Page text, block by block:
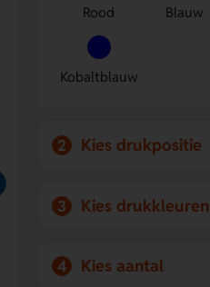
Rood Blauw
Kobaltblauw
2 Kies drukpositie
3 Kies drukkleuren
4 Kies aantal